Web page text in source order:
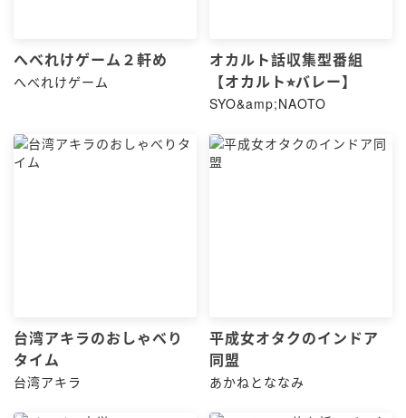
へべれけゲーム２軒め
へべれけゲーム
オカルト話収集型番組
【オカルト⭐︎バレー】
SYO&amp;NAOTO
台湾アキラのおしゃべり
タイム
台湾アキラ
平成女オタクのインドア
同盟
あかねとななみ